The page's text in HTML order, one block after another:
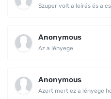
Szuper volt a leírás és a
Anonymous
Az a lényege
Anonymous
Azert mert ez a lényege